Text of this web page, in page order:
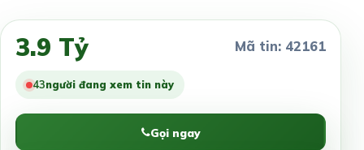
3.9 Tỷ Mã tin: 42161
43người đang xem tin này
Gọi ngay